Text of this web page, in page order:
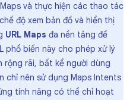
và thực hiện các thao tác
độ xem bản đồ và hiển thị
URL Maps đa nền tảng để
phổ biến này cho phép xử lý
rộng rãi, bất kể người dùng
chỉ nên sử dụng Maps Intents
tính năng có thể chỉ hoạt